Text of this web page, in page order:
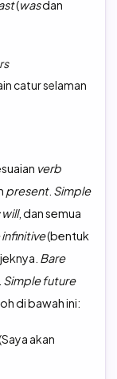
(wasdan
catur selaman
verb
present. Simple
, dan semua
(bentuk
Bare
Simple future
di bawah ini:
akan